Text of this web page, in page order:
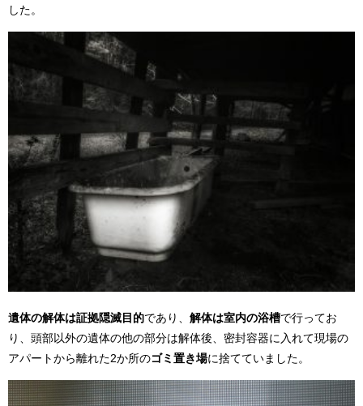
した。
遺体の解体は証拠隠滅目的であり、 解体は室内の浴槽で行ってお
り、頭部以外の遺体の他の部分は解体後、密封容器に入れて現場の
アパートから離れた2か所のゴミ置き場に捨てていました。